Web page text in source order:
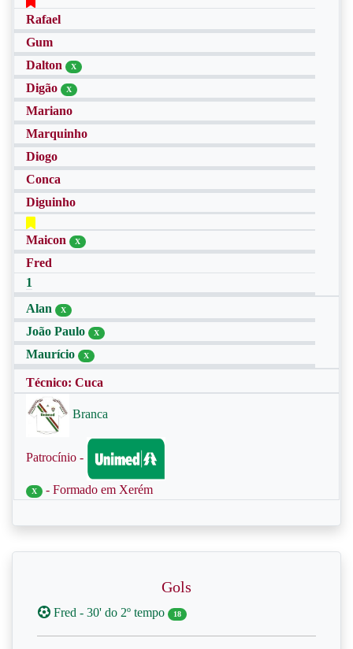
Rafael
Gum
Dalton
X
Digão X
Mariano
Marquinho
Diogo
Conca
Diguinho
Maicon X
Fred
1
Alan
X
João Paulo X
Maurício X
Técnico: Cuca
Branca
Patrocínio -
X - Formado em Xerém
Gols
Fred - 30' do 2º tempo 18